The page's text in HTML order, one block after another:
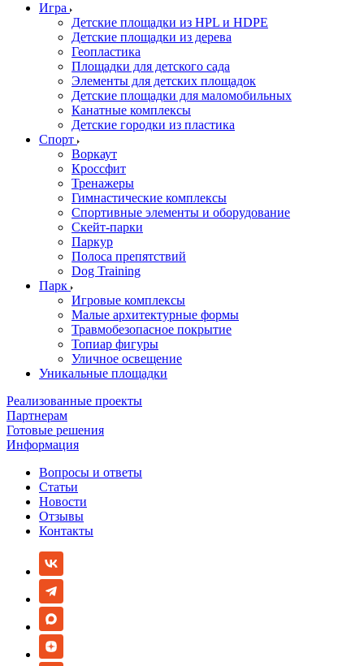
Игра
Детские площадки из HPL и HDPE
Детские площадки из дерева
Геопластика
Площадки для детского сада
Элементы для детских площадок
Детские площадки для маломобильных
Канатные комплексы
Детские городки из пластика
Спорт
Воркаут
Кроссфит
Тренажеры
Гимнастические комплексы
Спортивные элементы и оборудование
Скейт-парки
Паркур
Полоса препятствий
Dog Training
Парк
Игровые комплексы
Малые архитектурные формы
Травмобезопасное покрытие
Топиар фигуры
Уличное освещение
Уникальные площадки
Реализованные проекты
Партнерам
Готовые решения
Информация
Вопросы и ответы
Статьи
Новости
Отзывы
Контакты